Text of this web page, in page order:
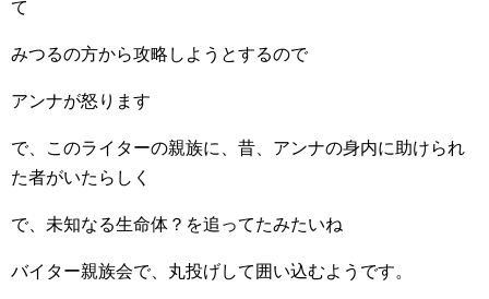
て
みつるの方から攻略しようとするので
アンナが怒ります
で、このライターの親族に、昔、アンナの身内に助けられ
た者がいたらしく
で、未知なる生命体？を追ってたみたいね
バイター親族会で、丸投げして囲い込むようです。